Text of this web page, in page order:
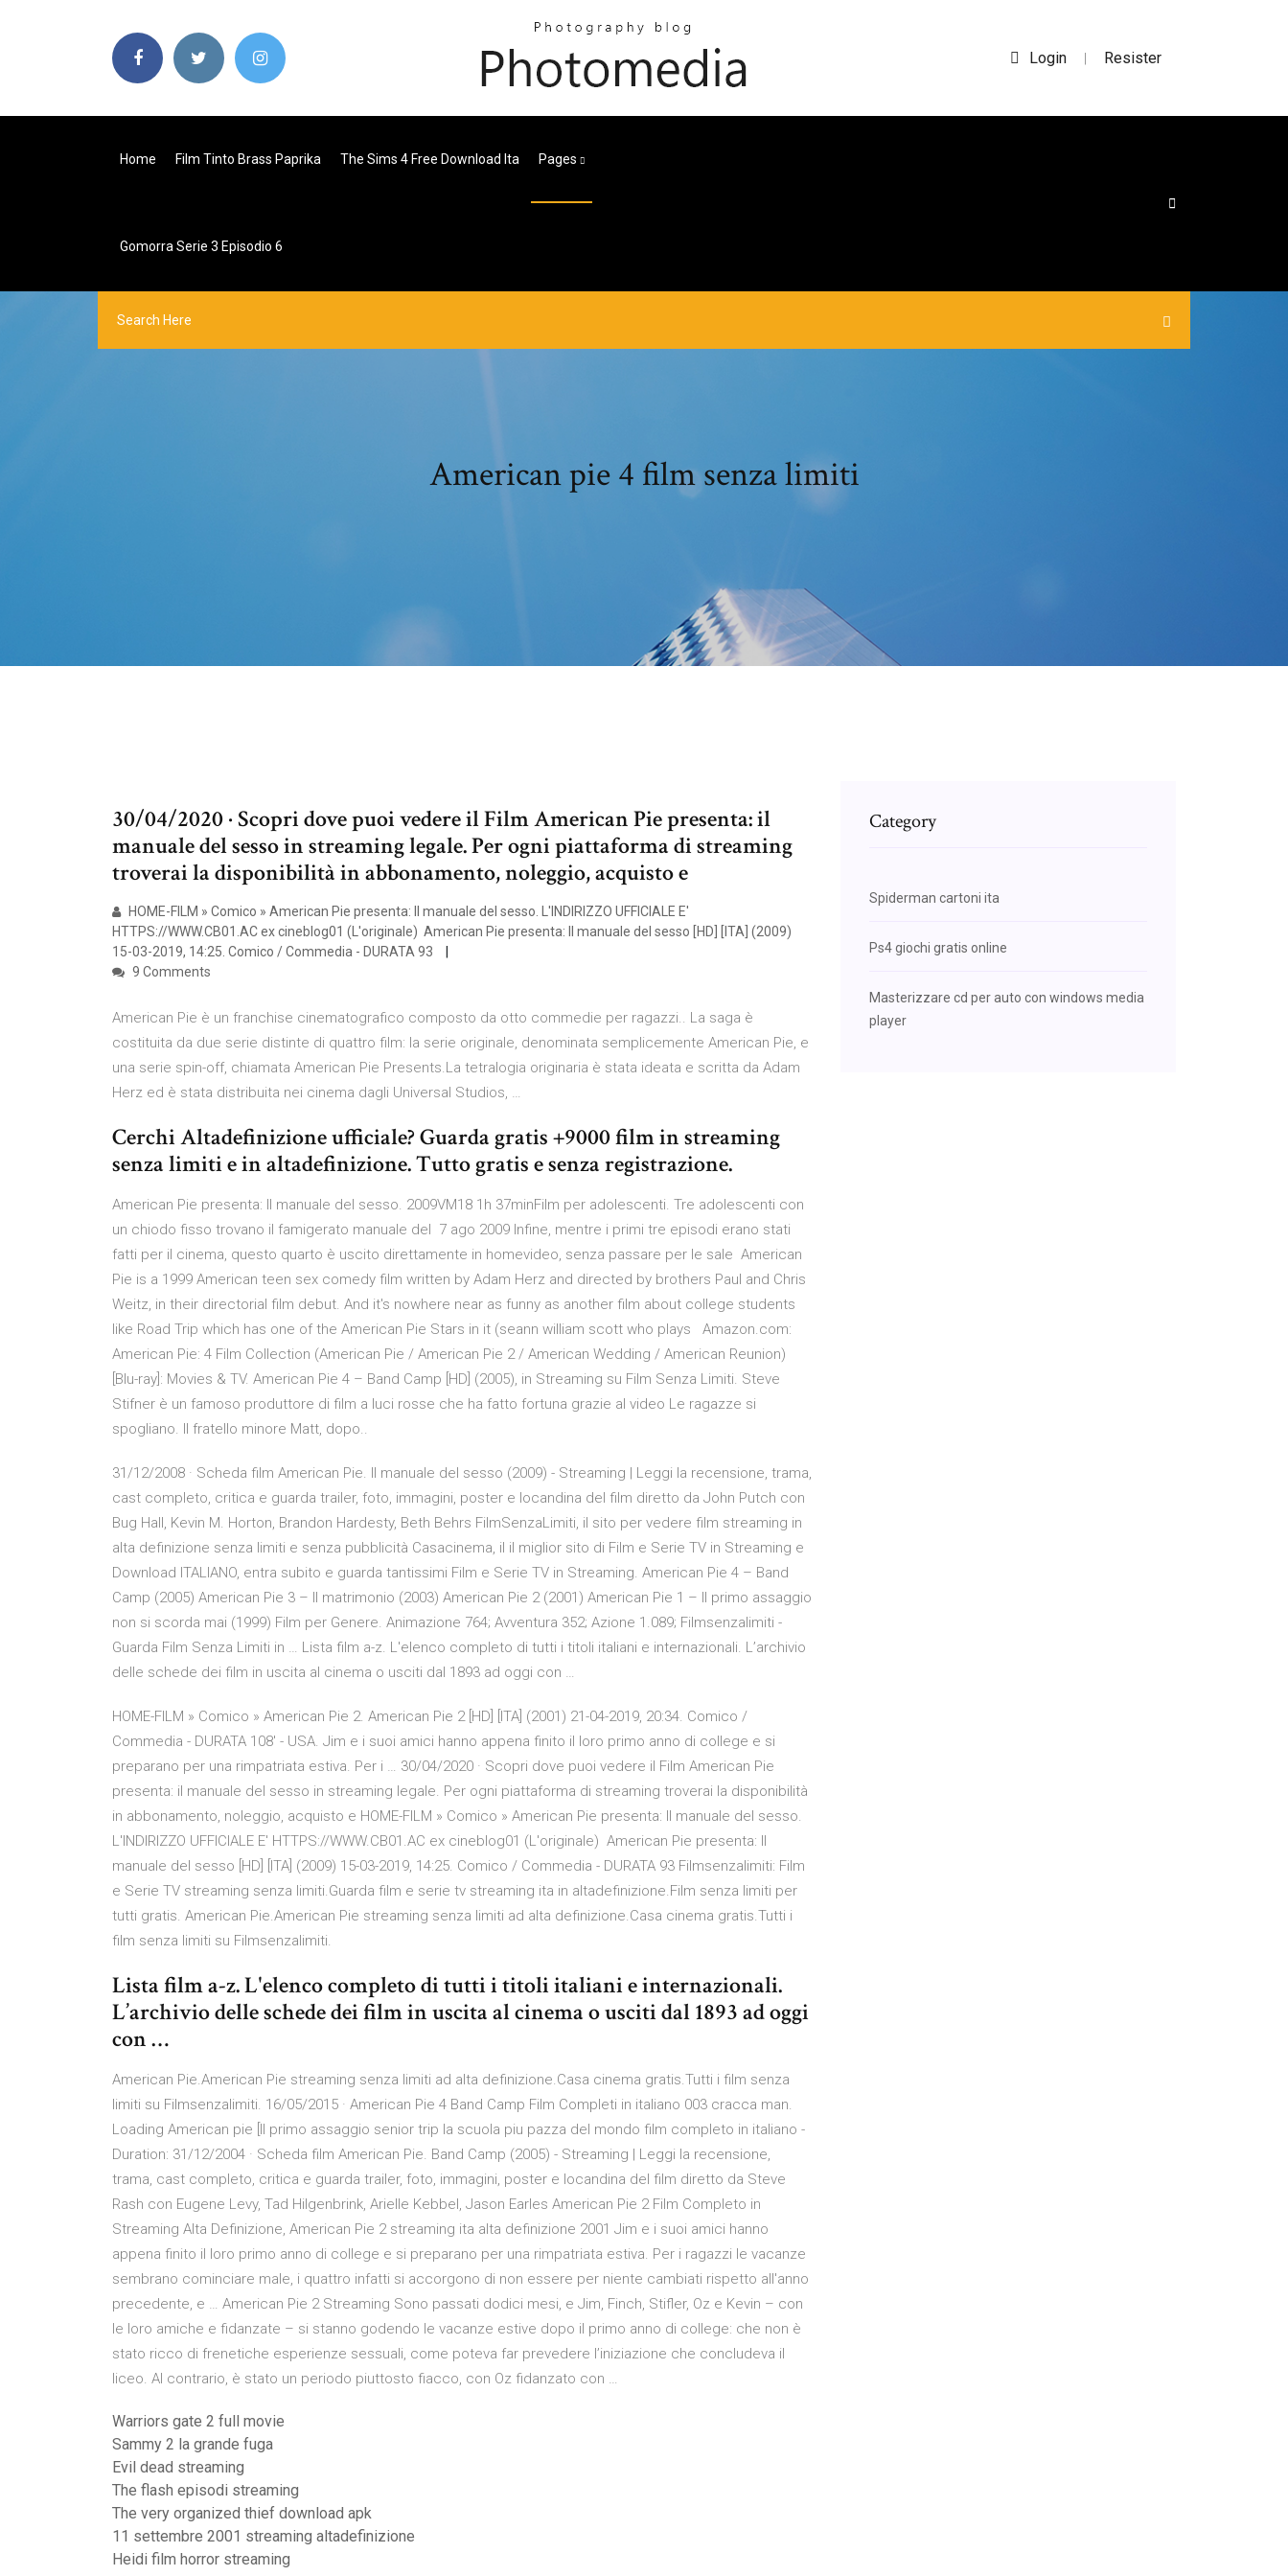
Login | Resister
Home Film Tinto Brass Paprika The Sims 4 Free Download Ita Pages
Gomorra Serie 3 Episodio 6
American pie 4 film senza limiti
30/04/2020 · Scopri dove puoi vedere il Film American Pie presenta: il
manuale del sesso in streaming legale. Per ogni piattaforma di streaming
troverai la disponibilità in abbonamento, noleggio, acquisto e
HOME-FILM » Comico » American Pie presenta: Il manuale del sesso. L'INDIRIZZO UFFICIALE E'
HTTPS://WWW.CB01.AC ex cineblog01 (L'originale) American Pie presenta: Il manuale del sesso [HD] [ITA] (2009)
15-03-2019, 14:25. Comico / Commedia - DURATA 93
9 Comments
American Pie è un franchise cinematografico composto da otto commedie per ragazzi.. La saga è
costituita da due serie distinte di quattro film: la serie originale, denominata semplicemente American Pie, e
una serie spin-off, chiamata American Pie Presents.La tetralogia originaria è stata ideata e scritta da Adam
Herz ed è stata distribuita nei cinema dagli Universal Studios, …
Cerchi Altadefinizione ufficiale? Guarda gratis +9000 film in streaming
senza limiti e in altadefinizione. Tutto gratis e senza registrazione.
American Pie presenta: Il manuale del sesso. 2009VM18 1h 37minFilm per adolescenti. Tre adolescenti con
un chiodo fisso trovano il famigerato manuale del 7 ago 2009 Infine, mentre i primi tre episodi erano stati
fatti per il cinema, questo quarto è uscito direttamente in homevideo, senza passare per le sale American
Pie is a 1999 American teen sex comedy film written by Adam Herz and directed by brothers Paul and Chris
Weitz, in their directorial film debut. And it's nowhere near as funny as another film about college students
like Road Trip which has one of the American Pie Stars in it (seann william scott who plays Amazon.com:
American Pie: 4 Film Collection (American Pie / American Pie 2 / American Wedding / American Reunion)
[Blu-ray]: Movies & TV. American Pie 4 – Band Camp [HD] (2005), in Streaming su Film Senza Limiti. Steve
Stifner è un famoso produttore di film a luci rosse che ha fatto fortuna grazie al video Le ragazze si
spogliano. Il fratello minore Matt, dopo..
31/12/2008 · Scheda film American Pie. Il manuale del sesso (2009) - Streaming | Leggi la recensione, trama,
cast completo, critica e guarda trailer, foto, immagini, poster e locandina del film diretto da John Putch con
Bug Hall, Kevin M. Horton, Brandon Hardesty, Beth Behrs FilmSenzaLimiti, il sito per vedere film streaming in
alta definizione senza limiti e senza pubblicità Casacinema, il il miglior sito di Film e Serie TV in Streaming e
Download ITALIANO, entra subito e guarda tantissimi Film e Serie TV in Streaming. American Pie 4 – Band
Camp (2005) American Pie 3 – Il matrimonio (2003) American Pie 2 (2001) American Pie 1 – Il primo assaggio
non si scorda mai (1999) Film per Genere. Animazione 764; Avventura 352; Azione 1.089; Filmsenzalimiti -
Guarda Film Senza Limiti in … Lista film a-z. L'elenco completo di tutti i titoli italiani e internazionali. L’archivio
delle schede dei film in uscita al cinema o usciti dal 1893 ad oggi con …
HOME-FILM » Comico » American Pie 2. American Pie 2 [HD] [ITA] (2001) 21-04-2019, 20:34. Comico /
Commedia - DURATA 108′ - USA. Jim e i suoi amici hanno appena finito il loro primo anno di college e si
preparano per una rimpatriata estiva. Per i … 30/04/2020 · Scopri dove puoi vedere il Film American Pie
presenta: il manuale del sesso in streaming legale. Per ogni piattaforma di streaming troverai la disponibilità
in abbonamento, noleggio, acquisto e HOME-FILM » Comico » American Pie presenta: Il manuale del sesso.
L'INDIRIZZO UFFICIALE E' HTTPS://WWW.CB01.AC ex cineblog01 (L'originale) American Pie presenta: Il
manuale del sesso [HD] [ITA] (2009) 15-03-2019, 14:25. Comico / Commedia - DURATA 93 Filmsenzalimiti: Film
e Serie TV streaming senza limiti.Guarda film e serie tv streaming ita in altadefinizione.Film senza limiti per
tutti gratis. American Pie.American Pie streaming senza limiti ad alta definizione.Casa cinema gratis.Tutti i
film senza limiti su Filmsenzalimiti.
Lista film a-z. L'elenco completo di tutti i titoli italiani e internazionali.
L’archivio delle schede dei film in uscita al cinema o usciti dal 1893 ad oggi
con …
American Pie.American Pie streaming senza limiti ad alta definizione.Casa cinema gratis.Tutti i film senza
limiti su Filmsenzalimiti. 16/05/2015 · American Pie 4 Band Camp Film Completi in italiano 003 cracca man.
Loading American pie [Il primo assaggio senior trip la scuola piu pazza del mondo film completo in italiano -
Duration: 31/12/2004 · Scheda film American Pie. Band Camp (2005) - Streaming | Leggi la recensione,
trama, cast completo, critica e guarda trailer, foto, immagini, poster e locandina del film diretto da Steve
Rash con Eugene Levy, Tad Hilgenbrink, Arielle Kebbel, Jason Earles American Pie 2 Film Completo in
Streaming Alta Definizione, American Pie 2 streaming ita alta definizione 2001 Jim e i suoi amici hanno
appena finito il loro primo anno di college e si preparano per una rimpatriata estiva. Per i ragazzi le vacanze
sembrano cominciare male, i quattro infatti si accorgono di non essere per niente cambiati rispetto all'anno
precedente, e … American Pie 2 Streaming Sono passati dodici mesi, e Jim, Finch, Stifler, Oz e Kevin – con
le loro amiche e fidanzate – si stanno godendo le vacanze estive dopo il primo anno di college: che non è
stato ricco di frenetiche esperienze sessuali, come poteva far prevedere l’iniziazione che concludeva il
liceo. Al contrario, è stato un periodo piuttosto fiacco, con Oz fidanzato con …
Warriors gate 2 full movie
Sammy 2 la grande fuga
Evil dead streaming
The flash episodi streaming
The very organized thief download apk
11 settembre 2001 streaming altadefinizione
Heidi film horror streaming
Category
Spiderman cartoni ita
Ps4 giochi gratis online
Masterizzare cd per auto con windows media
player